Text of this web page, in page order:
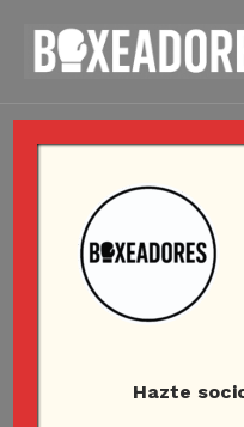
Hazte